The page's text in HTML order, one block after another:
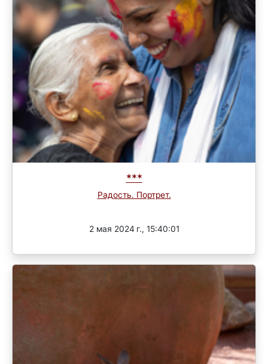
***
Радость. Портрет.
2 мая 2024 г., 15:40:01